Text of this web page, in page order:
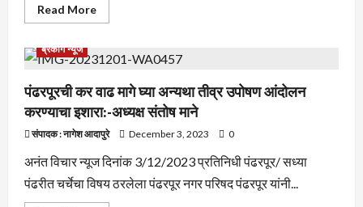
मेडिकल
असोसिएशने
Read MoreRead
more
अधिकाऱ्यांवर
हल्ला
तीन
वाळू
तस्करांना
अटक
ब्रेकीग न्यूज
पंढरपूरची कर वाढ मागे घ्या अन्यथा तीव्र उपोषण आंदोलन
करण्याचा इशारा:-अध्यक्ष संतोष माने
संपादक : नागेश आदापुरे December 3, 2023 0
अनंत विचार न्यूज दिनांक 3/12/2023 प्रतिनिधी पंढरपूर/ सध्या
पंढरीत चर्चेचा विषय ठरलेला पंढरपूर नगर परिषद पंढरपूर यांनी...